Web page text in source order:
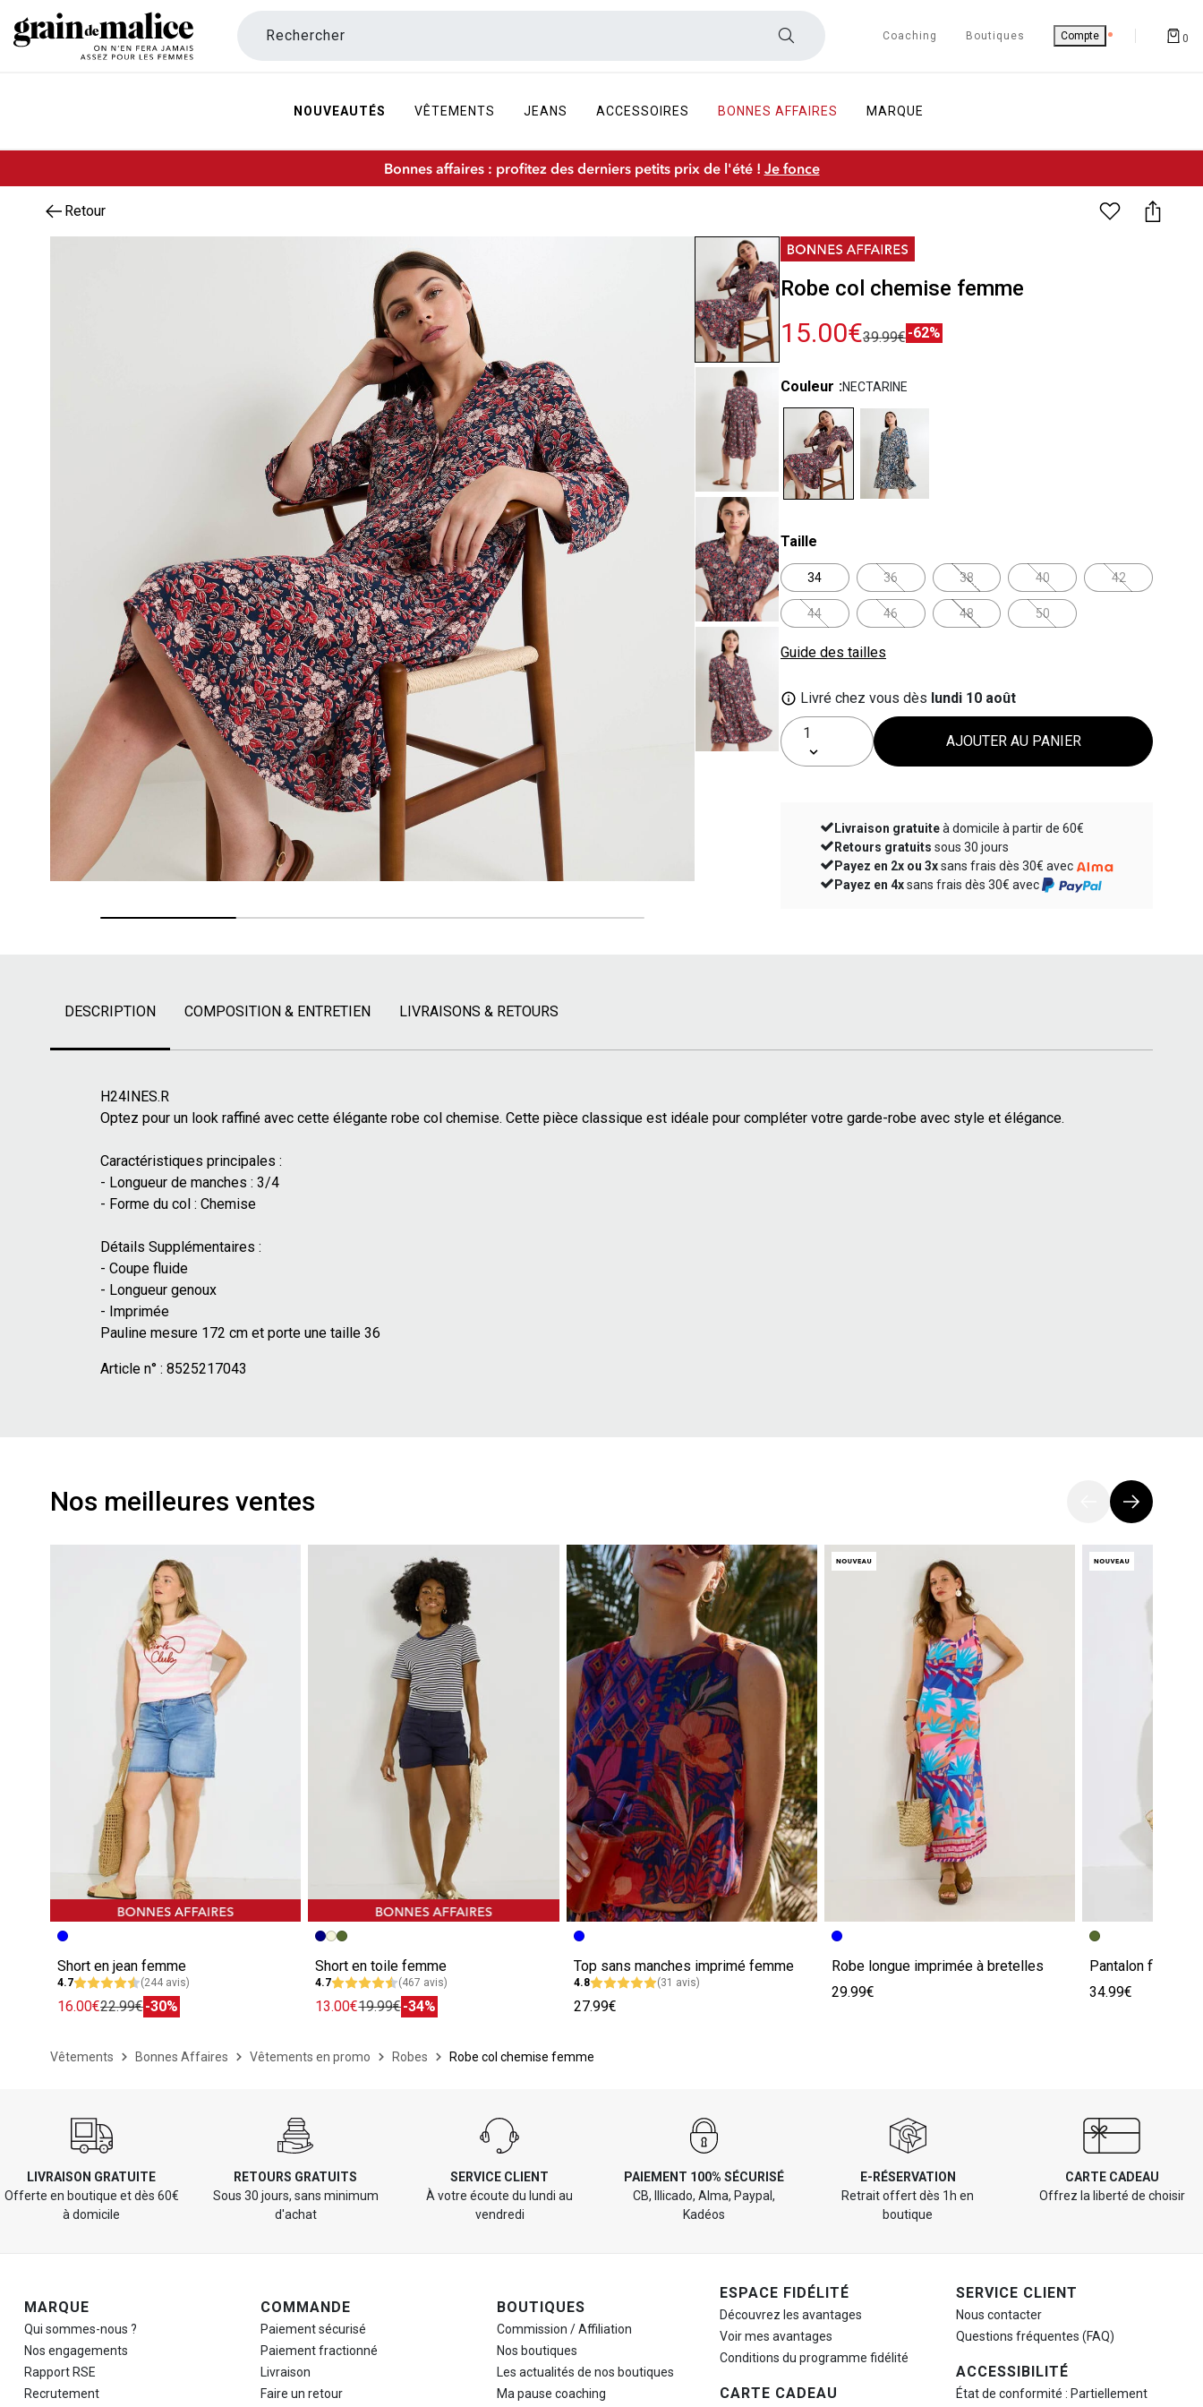
Rechercher Coaching Boutiques Compte 0
NOUVEAUTÉS VÊTEMENTS JEANS ACCESSOIRES BONNES AFFAIRES MARQUE
Bonnes affaires : profitez des derniers petits prix de l'été ! Je fonce
Retour
Robe col chemise femme
15.00€39.99€-62%
Couleur NECTARINE
Taille
34 36 38 40 42
44 46 48 50
Guide des tailles
Livré chez vous dès lundi 10 août
AJOUTER AU PANIER
Livraison gratuite
à domicile à partir de 60€
Retours gratuits
sous 30 jours
Payez en 2x ou 3x
sans frais dès 30€ avec
Payez en 4x
sans frais dès 30€ avec
DESCRIPTION COMPOSITION & ENTRETIEN LIVRAISONS & RETOURS
H24INES.R
Optez pour un look raffiné avec cette élégante robe col chemise. Cette pièce classique est idéale pour compléter votre garde-robe avec style et élégance.
Caractéristiques principales :
- Longueur de manches : 3/4
- Forme du col : Chemise
Détails Supplémentaires :
- Coupe fluide
- Longueur genoux
- Imprimée
Pauline mesure 172 cm et porte une taille 36
Article n° : 8525217043
Nos meilleures ventes
Short en jean femme
4.7 (244 avis)
16.00€22.99€-30%
Short en toile femme
4.7 (467 avis)
13.00€19.99€-34%
Top sans manches imprimé femme
4.8 (31 avis)
27.99€
Robe longue imprimée à bretelles
29.99€
Pantalon fluide
34.99€
Vêtements Bonnes Affaires Vêtements en promo Robes Robe col chemise femme
LIVRAISON GRATUITE
Offerte en boutique et dès 60€
à domicile
RETOURS GRATUITS
Sous 30 jours, sans minimum
d'achat
SERVICE CLIENT
À votre écoute du lundi au
vendredi
PAIEMENT 100% SÉCURISÉ
CB, Illicado, Alma, Paypal,
Kadéos
E-RÉSERVATION
Retrait offert dès 1h en
boutique
CARTE CADEAU
Offrez la liberté de choisir
Navigation de pied de page
MARQUE
Qui sommes-nous ?
Nos engagements
Rapport RSE
Recrutement
COMMANDE
Paiement sécurisé
Paiement fractionné
Livraison
Faire un retour
BOUTIQUES
Commission / Affiliation
Nos boutiques
Les actualités de nos boutiques
Ma pause coaching
ESPACE FIDÉLITÉ
Découvrez les avantages
Voir mes avantages
Conditions du programme fidélité
CARTE CADEAU
SERVICE CLIENT
Nous contacter
Questions fréquentes (FAQ)
ACCESSIBILITÉ
État de conformité : Partiellement